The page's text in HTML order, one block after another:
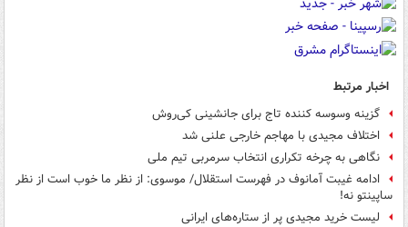
اخبار مرتبط
گزینه وسوسه کننده تاج برای جانشینی کی‌روش
اختلاف مجیدی با مهاجم خارجی علنی شد
نگاهی به چرخه تکراری انتخاب سرمربی تیم ملی
ادامه غیبت آمانوف در فهرست استقلال/ موسوی: از نظر ما خوب است از نظر
ساپینتو نه!
لیست خرید مجیدی پر از ستاره‌های ایرانی